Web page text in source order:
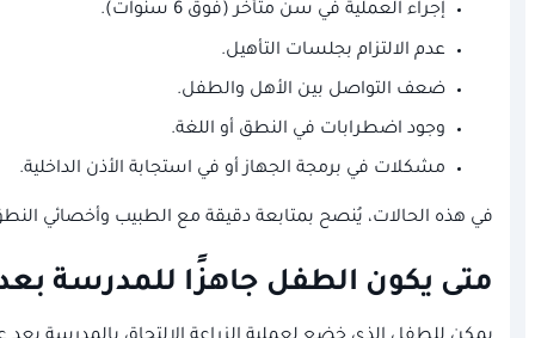
إجراء العملية في سن متأخر (فوق 6 سنوات).
عدم الالتزام بجلسات التأهيل.
ضعف التواصل بين الأهل والطفل.
وجود اضطرابات في النطق أو اللغة.
مشكلات في برمجة الجهاز أو في استجابة الأذن الداخلية.
في هذه الحالات، يُنصح بمتابعة دقيقة مع الطبيب وأخصائي
متى يكون الطفل جاهزًا للمدرسة بعد